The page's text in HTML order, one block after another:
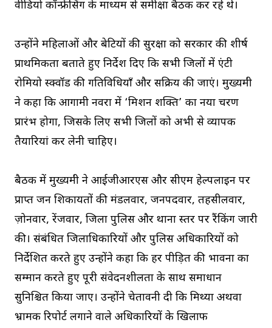
वीडियो कॉन्फ्रेंसिंग के माध्यम से समीक्षा बैठक कर रहे थे।
उन्होंने महिलाओं और बेटियों की सुरक्षा को सरकार की शीर्ष
प्राथमिकता बताते हुए निर्देश दिए कि सभी जिलों में एंटी
रोमियो स्क्वॉड की गतिविधियाँ और सक्रिय की जाएं। मुख्यमंत्री
ने कहा कि आगामी नवरात्र में ‘मिशन शक्ति’ का नया चरण
प्रारंभ होगा, जिसके लिए सभी जिलों को अभी से व्यापक
तैयारियां कर लेनी चाहिए।
बैठक में मुख्यमंत्री ने आईजीआरएस और सीएम हेल्पलाइन पर
प्राप्त जन शिकायतों की मंडलवार, जनपदवार, तहसीलवार,
ज़ोनवार, रेंजवार, जिला पुलिस और थाना स्तर पर रैंकिंग जारी
की। संबंधित जिलाधिकारियों और पुलिस अधिकारियों को
निर्देशित करते हुए उन्होंने कहा कि हर पीड़ित की भावना का
सम्मान करते हुए पूरी संवेदनशीलता के साथ समाधान
सुनिश्चित किया जाए। उन्होंने चेतावनी दी कि मिथ्या अथवा
भ्रामक रिपोर्ट लगाने वाले अधिकारियों के खिलाफ